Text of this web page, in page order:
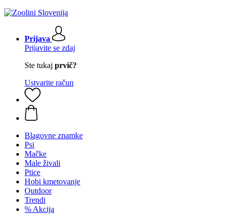
Prijava
Prijavite se zdaj
Ste tukaj prvič?
Ustvarite račun
Blagovne znamke
Psi
Mačke
Male živali
Ptice
Hobi kmetovanje
Outdoor
Trendi
% Akcija